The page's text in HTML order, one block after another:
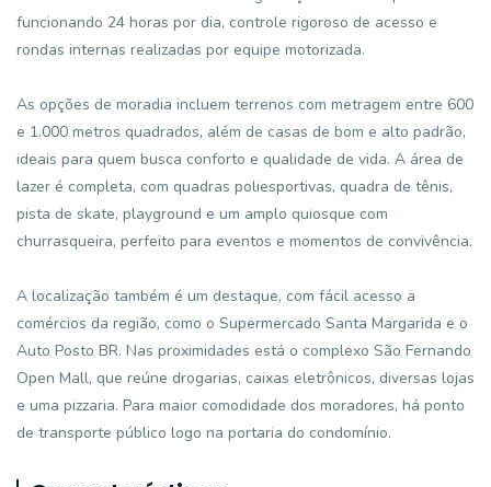
funcionando 24 horas por dia, controle rigoroso de acesso e
rondas internas realizadas por equipe motorizada.
As opções de moradia incluem terrenos com metragem entre 600
e 1.000 metros quadrados, além de casas de bom e alto padrão,
ideais para quem busca conforto e qualidade de vida. A área de
lazer é completa, com quadras poliesportivas, quadra de tênis,
pista de skate, playground e um amplo quiosque com
churrasqueira, perfeito para eventos e momentos de convivência.
A localização também é um destaque, com fácil acesso a
comércios da região, como o Supermercado Santa Margarida e o
Auto Posto BR. Nas proximidades está o complexo São Fernando
Open Mall, que reúne drogarias, caixas eletrônicos, diversas lojas
e uma pizzaria. Para maior comodidade dos moradores, há ponto
de transporte público logo na portaria do condomínio.